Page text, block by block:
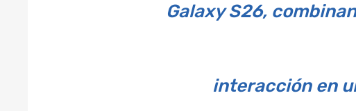
Galaxy S26,
interacción en